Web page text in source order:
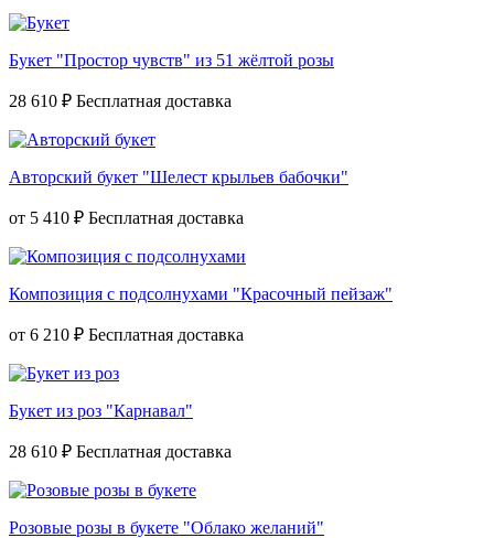
Букет "Простор чувств" из 51 жёлтой розы
28 610 ₽
Авторский букет "Шелест крыльев бабочки"
от 5 410 ₽
Композиция с подсолнухами "Красочный пейзаж"
от 6 210 ₽
Букет из роз "Карнавал"
28 610 ₽
Розовые розы в букете "Облако желаний"